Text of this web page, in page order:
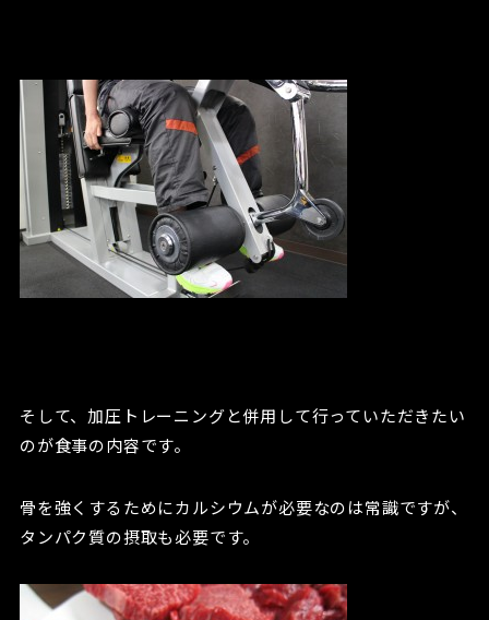
そして、加圧トレーニングと併用して行っていただきたい
のが食事の内容です。
骨を強くするためにカルシウムが必要なのは常識ですが、
タンパク質の摂取も必要です。